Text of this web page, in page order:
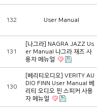
132 User Manual
131
[나그라] NAGRA JAZZ Us
er Manual 나그라 재즈 사
용자 메뉴얼
130
[베리티오디오] VERITY AU
DIO FINN User Manual 베
리티 오디오 핀 스피커 사용
자 메뉴얼